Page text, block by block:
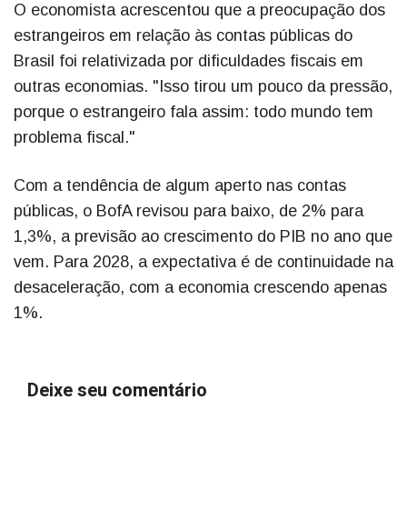
O economista acrescentou que a preocupação dos
estrangeiros em relação às contas públicas do
Brasil foi relativizada por dificuldades fiscais em
outras economias. "Isso tirou um pouco da pressão,
porque o estrangeiro fala assim: todo mundo tem
problema fiscal."
Com a tendência de algum aperto nas contas
públicas, o BofA revisou para baixo, de 2% para
1,3%, a previsão ao crescimento do PIB no ano que
vem. Para 2028, a expectativa é de continuidade na
desaceleração, com a economia crescendo apenas
1%.
Deixe seu comentário